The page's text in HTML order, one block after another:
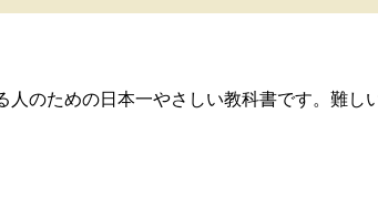
人のための日本一やさしい教科書です。難